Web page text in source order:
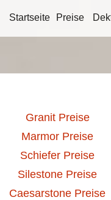
Startseite Preise
Granit Preise
Marmor Preise
Schiefer Preise
Silestone Preise
Caesarstone Preise